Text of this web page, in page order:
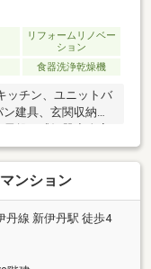
タウン…約640ｍ・
約640ｍ・天王寺川
リフォームリノベー
ション
食器洗浄乾燥機
ッチン、ユニットバ
建具、玄関収納、
◇玄関廊下 土間タイ
造作(可動棚取付）
フローリング貼
イプ取付）◇洋室
棚・ハンガーパイ
換、収納内造作
オルリング・紙巻
ンション
丹線 新伊丹駅 徒歩4